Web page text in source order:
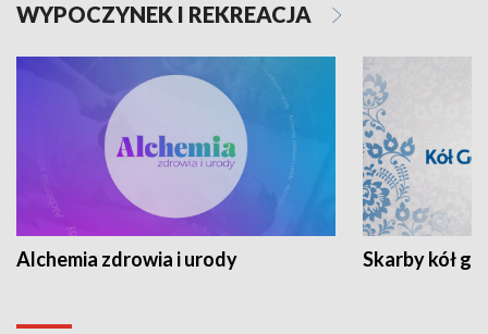
WYPOCZYNEK I REKREACJA
Alchemia zdrowia i urody Skarby kół